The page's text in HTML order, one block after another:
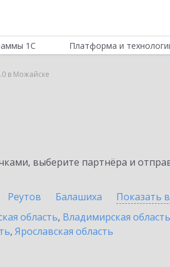
1С Платформа и
в Можайске
выберите партнёра и
Реутов Балашиха Показать
область, Владимирская область
, Ярославская область